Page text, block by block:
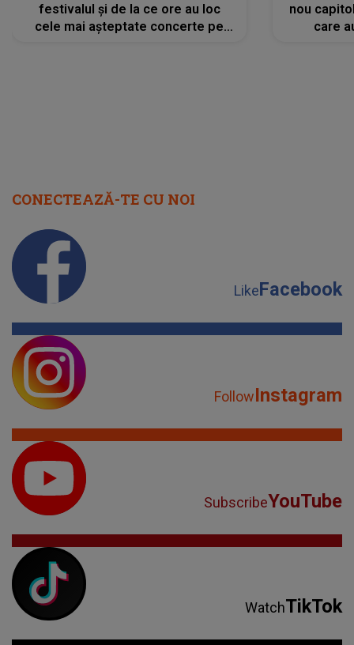
festivalul și de la ce ore au loc
cele mai așteptate concerte pe
nou
care
CONECTEAZĂ-TE CU NOI
LikeFacebook
FollowInstagram
SubscribeYouTube
WatchTikTok